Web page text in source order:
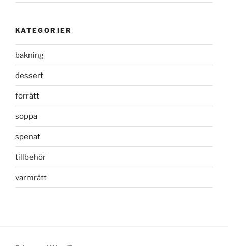
KATEGORIER
bakning
dessert
förrätt
soppa
spenat
tillbehör
varmrätt